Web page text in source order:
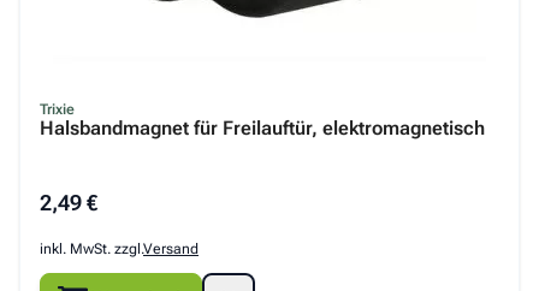
Trixie
Halsbandmagnet für Freilauftür, elektromagnetisch
2,49 €
inkl. MwSt. zzgl.Versand